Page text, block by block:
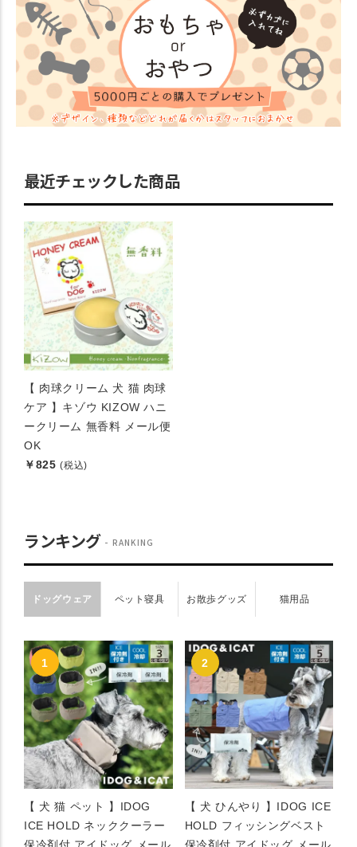
最近チェックした商品
【 肉球クリーム 犬 猫 肉球
ケア 】キゾウ KIZOW ハニ
ークリーム 無香料 メール便
OK
￥825 (税込)
ランキング RANKING
ドッグウェア ペット寝具 お散歩グッズ 猫用品
【 犬 猫 ペット 】IDOG
ICE HOLD ネッククーラー
【 犬 ひんやり 】IDOG ICE
HOLD フィッシングベスト